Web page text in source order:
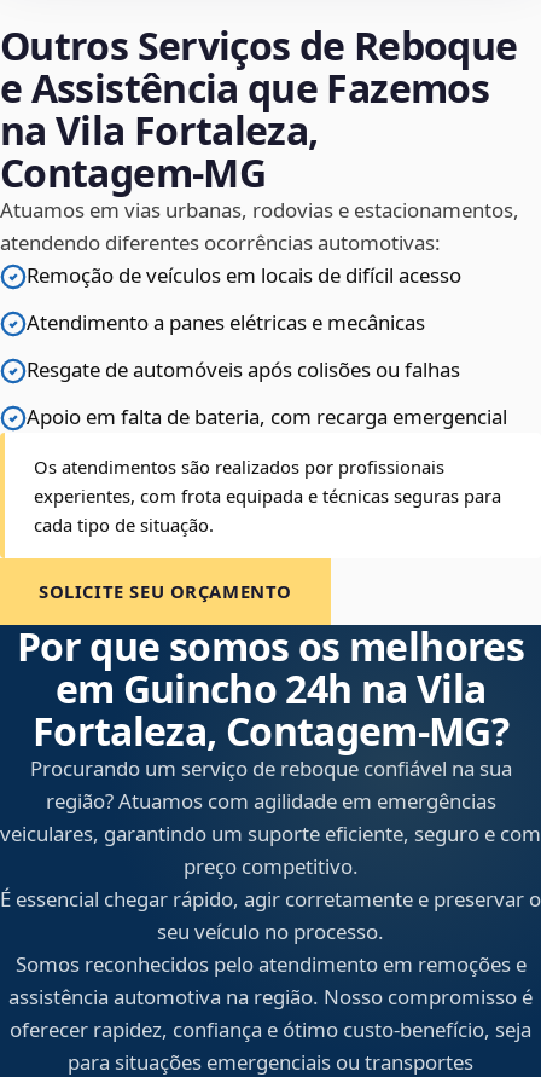
Outros Serviços de Reboque
e Assistência que Fazemos
na Vila Fortaleza,
Contagem‑MG
Atuamos em vias urbanas, rodovias e estacionamentos,
atendendo diferentes ocorrências automotivas:
Remoção de veículos em locais de difícil acesso
Atendimento a panes elétricas e mecânicas
Resgate de automóveis após colisões ou falhas
Apoio em falta de bateria, com recarga emergencial
Os atendimentos são realizados por profissionais
experientes, com frota equipada e técnicas seguras para
cada tipo de situação.
SOLICITE SEU ORÇAMENTO
Por que somos os melhores
em Guincho 24h na Vila
Fortaleza, Contagem‑MG?
Procurando um serviço de reboque confiável na sua
região? Atuamos com agilidade em emergências
veiculares, garantindo um suporte eficiente, seguro e com
preço competitivo.
É essencial chegar rápido, agir corretamente e preservar o
seu veículo no processo.
Somos reconhecidos pelo atendimento em remoções e
assistência automotiva na região. Nosso compromisso é
oferecer rapidez, confiança e ótimo custo-benefício, seja
para situações emergenciais ou transportes